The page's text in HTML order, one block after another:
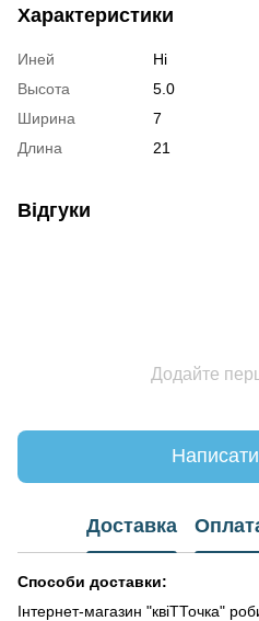
Характеристики
Иней
Ні
Высота
5.0
Ширина
7
Длина
21
Відгуки
Додайте
Написати
Доставка
Способи доставки:
Інтернет-магазин "квіТТочка"